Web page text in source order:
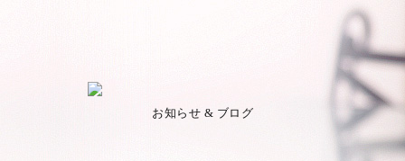
お知らせ & ブログ